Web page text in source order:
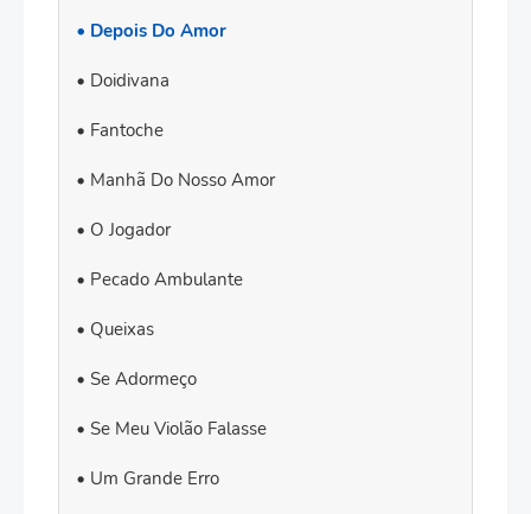
Depois Do Amor
Doidivana
Fantoche
Manhã Do Nosso Amor
O Jogador
Pecado Ambulante
Queixas
Se Adormeço
Se Meu Violão Falasse
Um Grande Erro